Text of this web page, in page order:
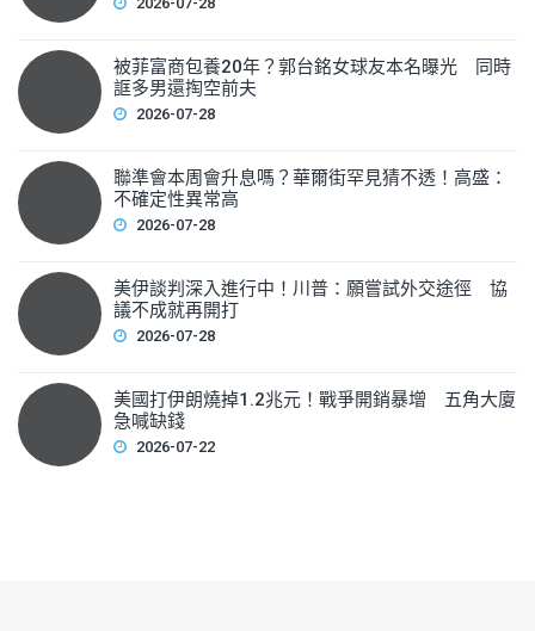
被菲富商包養20年？郭台銘女球友本名曝光 同時
誆多男還掏空前夫
2026-07-28
聯準會本周會升息嗎？華爾街罕見猜不透！高盛：
不確定性異常高
2026-07-28
美伊談判深入進行中！川普：願嘗試外交途徑 協
議不成就再開打
2026-07-28
美國打伊朗燒掉1.2兆元！戰爭開銷暴增 五角大廈
急喊缺錢
2026-07-22